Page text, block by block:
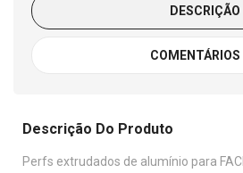
DESCRIÇÃO
COMENTÁRIOS
Descrição Do Produto
Perfs extrudados de alumínio para